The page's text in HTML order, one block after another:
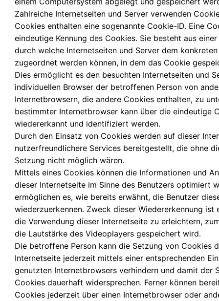
Zahlreiche Internetseiten und Server verwenden
Cookies enthalten eine sogenannte Cookie-ID. Eine
eindeutige Kennung des Cookies. Sie besteht aus
durch welche Internetseiten und Server dem
zugeordnet werden können, in dem das Cookie
Dies ermöglicht es den besuchten Internetseiten und
individuellen Browser der betroffenen Person von
Internetbrowsern, die andere Cookies enthalten, zu
bestimmter Internetbrowser kann über die eindeutige
wiedererkannt und identifiziert werden.
Durch den Einsatz von Cookies werden auf dieser
nutzerfreundlichere Services bereitgestellt, die ohne
Setzung nicht möglich wären.
Mittels eines Cookies können die Informationen und
dieser Internetseite im Sinne des Benutzers optimiert
ermöglichen es, wie bereits erwähnt, die Benutzer
wiederzuerkennen. Zweck dieser Wiedererkennung ist
die Verwendung dieser Internetseite zu erleichtern,
die Lautstärke des Videoplayers gespeichert wird.
Die betroffene Person kann die Setzung von Cookies
Internetseite jederzeit mittels einer entsprechenden
genutzten Internetbrowsers verhindern und damit der
Cookies dauerhaft widersprechen. Ferner können
Cookies jederzeit über einen Internetbrowser oder